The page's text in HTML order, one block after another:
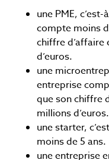
une PME,
compte moins
chiffre d’affaire
d’euros.
une
entreprise
que son chiffre
millions d’euros.
une starter,
moins de 5 ans.
une entreprise